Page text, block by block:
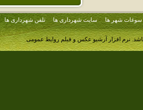
سوغات شهر ها سایت شهرداری ها تلفن شهرداری ها
نرم افزار آرشیو عکس و فیلم روابط عمومی